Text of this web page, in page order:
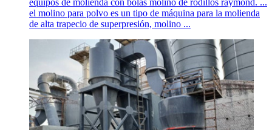
el molino para polvo es un tipo de máquina para la molienda
de alta trapecio de superpresión, molino ...